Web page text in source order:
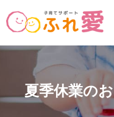
夏季休業の